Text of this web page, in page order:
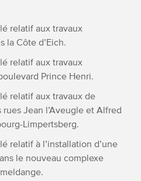
relatif aux travaux
la Côte d’Eich.
relatif aux travaux
Prince Henri.
relatif aux travaux de
Jean l’Aveugle et Alfred
Limpertsberg.
relatif à l’installation d’une
le nouveau complexe